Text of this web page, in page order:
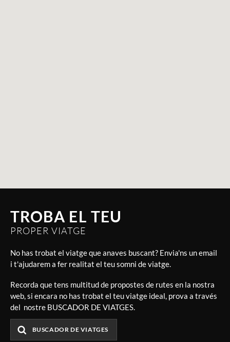
TROBA EL TEU
PROPER VIATGE
No has trobat el viatge que anaves buscant? Envia'ns un email
i t'ajudarem a fer realitat el teu somni de viatge.
Recorda que tens multitud de propostes de rutes en la nostra
web, si encara no has trobat el teu viatge ideal, prova a través
del nostre BUSCADOR DE VIATGES.
BUSCADOR DE VIATGES